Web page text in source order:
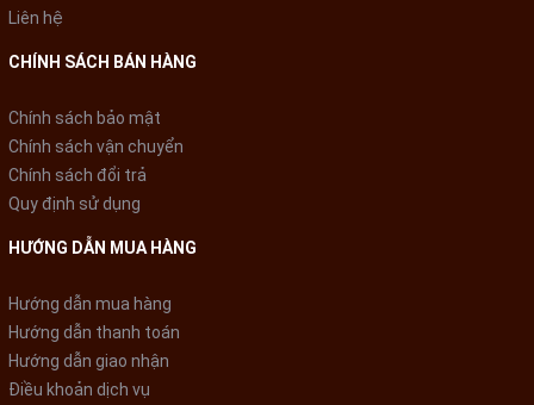
- Công nghệ làm lạnh vòng cung Panorama: hơi lạnh được thổi
khắp các ngăn tủ, từ đó bảo quản thực phẩm tươi ngon lâu
- Ngăn cấp đông mềm Prime Fresh+: thực phẩm được
quản ở mức -3℃giúp giữ trọn hương vị và giảm 20% tình trạng
oxi hóa. Bên cạnh đó, bạn có thể chế biến ngay mà không mất
thời gian rã đông, bảo quản tươi ngon đến 7 ngày.
Liên hệ
CHÍNH SÁCH BÁN HÀNG
Chính sách bảo mật
Chính sách vận chuyển
Chính sách đổi trả
Quy định sử dụng
HƯỚNG DẪN MUA HÀNG
Hướng dẫn mua hàng
Hướng dẫn thanh toán
Hướng dẫn giao nhận
Điều khoản dịch vụ